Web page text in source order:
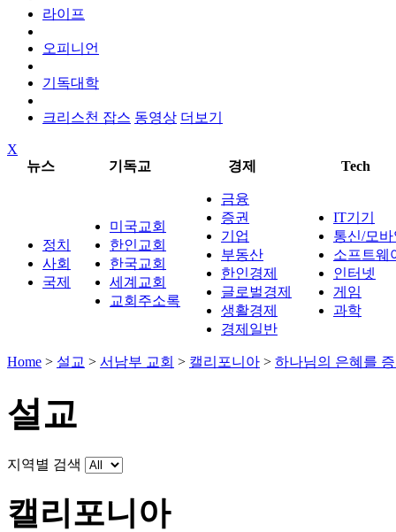
라이프
오피니언
기독대학
크리스천 잡스 동영상 더보기
X
뉴스
기독교 경제 Tech
정치
사회
국제
미국교회
한인교회
한국교회
세계교회
교회주소록
금융
증권
기업
부동산
한인경제
글로벌경제
생활경제
경제일반
IT기기
통신/모
소프트웨
인터넷
게임
과학
Home > 설교 > 서남부 교회 > 캘리포니아 > 하나님의 은혜를
설교
지역별 검색
캘리포니아